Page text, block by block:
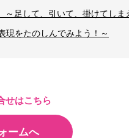
足して、引いて、掛けてしま
現をたのしんでみよう！～
せはこちら
ームへ